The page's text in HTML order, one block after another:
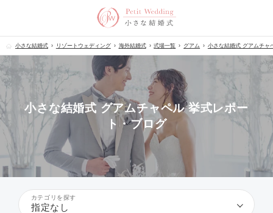
小さな結婚式 リゾートウェディング 海外結婚式 式場一覧 グアム 小さな結婚式 グアムチャ
小さな結婚式 グアムチャペル 挙式レポー
ト・ブログ
カテゴリを探す
指定なし